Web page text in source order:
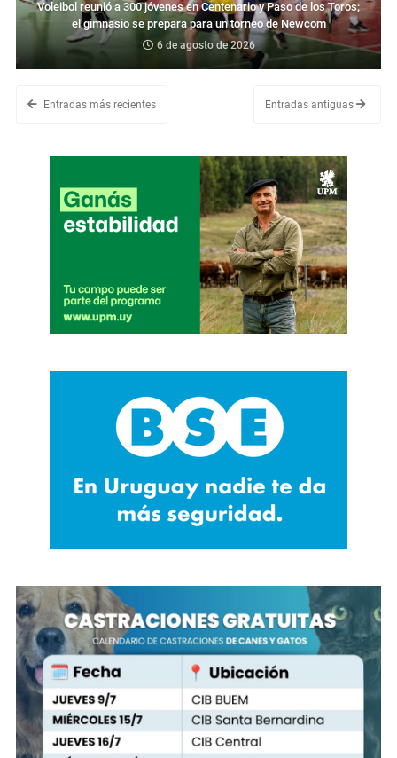
Voleibol reunió a 300 jóvenes en Centenario y Paso de los Toros;
el gimnasio se prepara para un torneo de Newcom
6 de agosto de 2026
Entradas más recientes Entradas antiguas